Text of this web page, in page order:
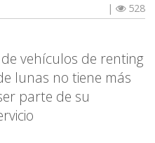
| 528
vehículos de renting
lunas no tiene más
parte de su